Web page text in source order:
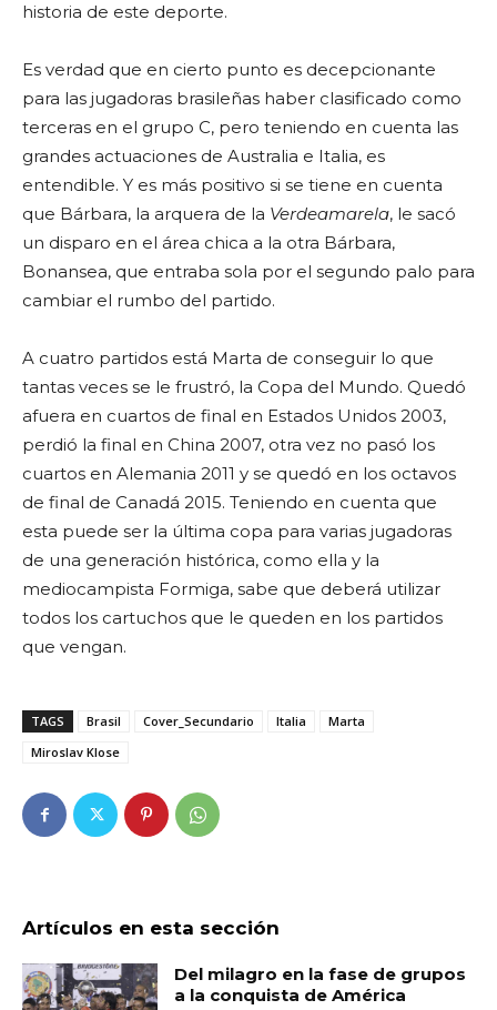
historia de este deporte.
Es verdad que en cierto punto es decepcionante
para las jugadoras brasileñas haber clasificado como
terceras en el grupo C, pero teniendo en cuenta las
grandes actuaciones de Australia e Italia, es
entendible. Y es más positivo si se tiene en cuenta
que Bárbara, la arquera de la Verdeamarela, le sacó
un disparo en el área chica a la otra Bárbara,
Bonansea, que entraba sola por el segundo palo para
cambiar el rumbo del partido.
A cuatro partidos está Marta de conseguir lo que
tantas veces se le frustró, la Copa del Mundo. Quedó
afuera en cuartos de final en Estados Unidos 2003,
perdió la final en China 2007, otra vez no pasó los
cuartos en Alemania 2011 y se quedó en los octavos
de final de Canadá 2015. Teniendo en cuenta que
esta puede ser la última copa para varias jugadoras
de una generación histórica, como ella y la
mediocampista Formiga, sabe que deberá utilizar
todos los cartuchos que le queden en los partidos
que vengan.
TAGS Brasil Cover_Secundario Italia
Marta
Miroslav Klose
Artículos en esta sección
Del milagro en la fase de grupos
a la conquista de América